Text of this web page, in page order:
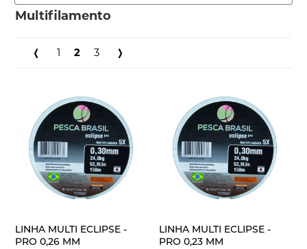
Multifilamento
1 2 3
LINHA MULTI ECLIPSE -
PRO 0,26 MM
LINHA MULTI ECLIPSE -
PRO 0,23 MM